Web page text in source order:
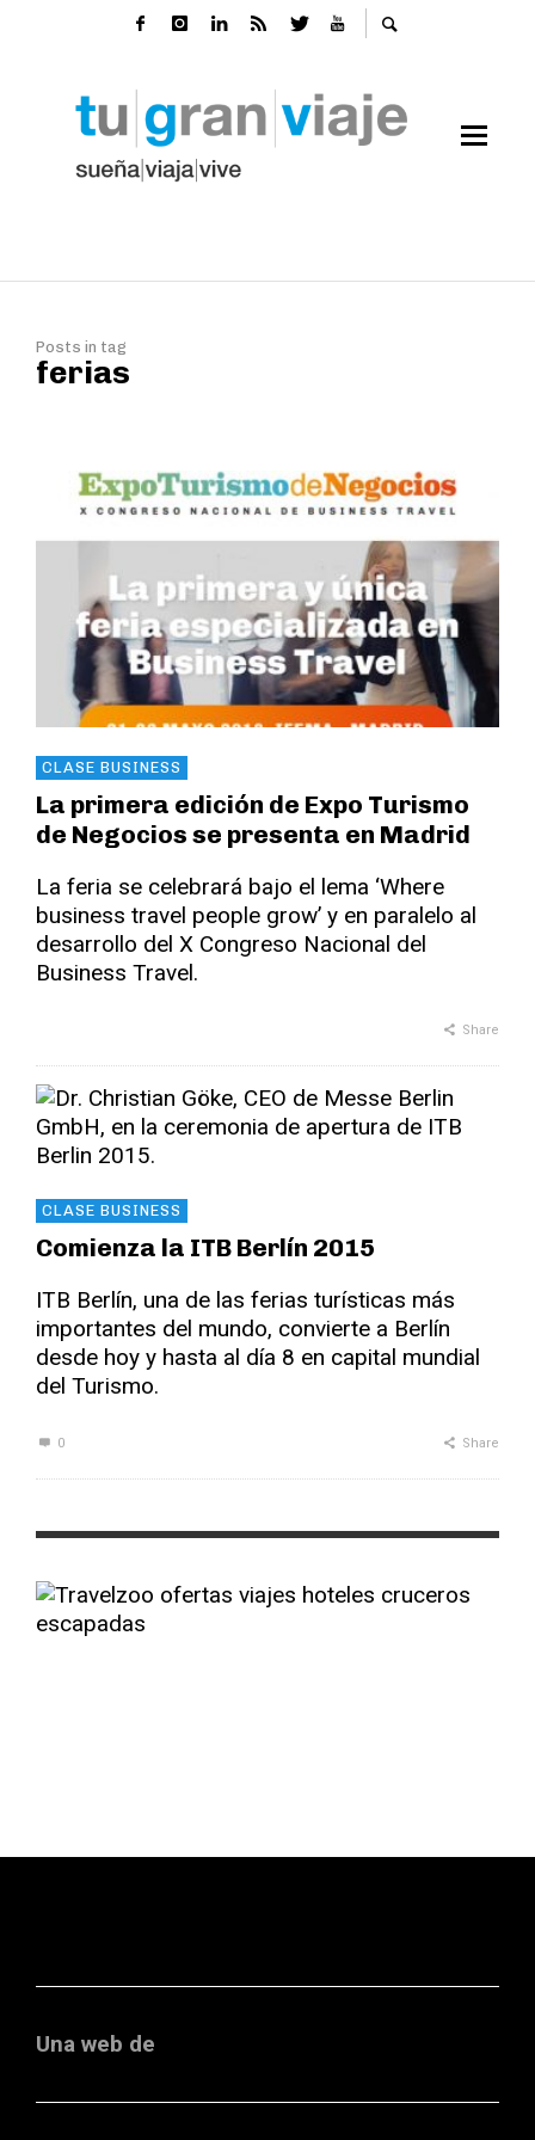
Posts in tag
ferias
CLASE BUSINESS
La primera edición de Expo Turismo
de Negocios se presenta en Madrid
La feria se celebrará bajo el lema ‘Where
business travel people grow’ y en paralelo al
desarrollo del X Congreso Nacional del
Business Travel.
Share
CLASE BUSINESS
Comienza la ITB Berlín 2015
ITB Berlín, una de las ferias turísticas más
importantes del mundo, convierte a Berlín
desde hoy y hasta al día 8 en capital mundial
del Turismo.
0 Share
Una web de